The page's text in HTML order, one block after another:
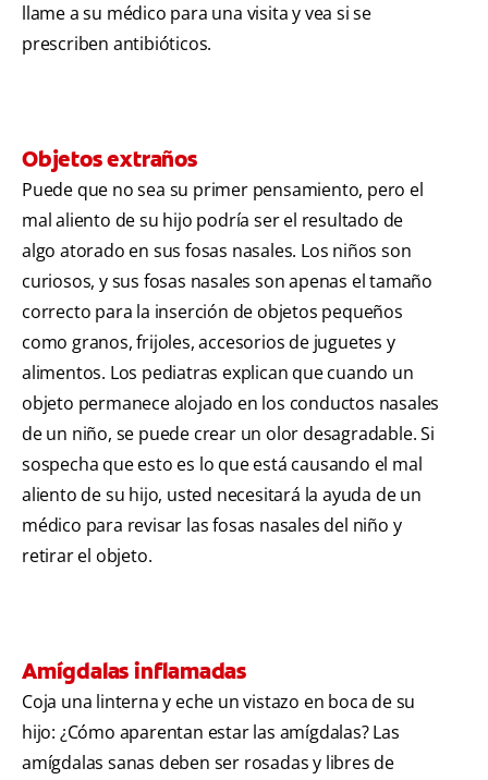
llame a su médico para una visita y vea si se
prescriben antibióticos.
Objetos extraños
Puede que no sea su primer pensamiento, pero el
mal aliento de su hijo podría ser el resultado de
algo atorado en sus fosas nasales. Los niños son
curiosos, y sus fosas nasales son apenas el tamaño
correcto para la inserción de objetos pequeños
como granos, frijoles, accesorios de juguetes y
alimentos. Los pediatras explican que cuando un
objeto permanece alojado en los conductos nasales
de un niño, se puede crear un olor desagradable. Si
sospecha que esto es lo que está causando el mal
aliento de su hijo, usted necesitará la ayuda de un
médico para revisar las fosas nasales del niño y
retirar el objeto.
Amígdalas inflamadas
Coja una linterna y eche un vistazo en boca de su
hijo: ¿Cómo aparentan estar las amígdalas? Las
amígdalas sanas deben ser rosadas y libres de